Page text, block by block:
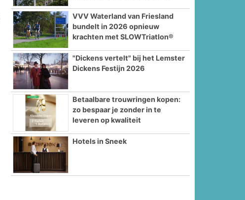
VVV Waterland van Friesland
bundelt in 2026 opnieuw
krachten met SLOWTriatlon®
"Dickens vertelt" bij het Lemster
Dickens Festijn 2026
Betaalbare trouwringen kopen:
zo bespaar je zonder in te
leveren op kwaliteit
Hotels in Sneek